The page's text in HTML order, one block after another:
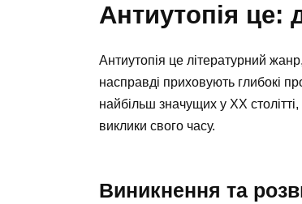
Антиутопія це:
Антиутопія це літературний
насправді приховують глибокі
найбільш значущих у ХХ столітті,
виклики свого часу.
Виникнення та